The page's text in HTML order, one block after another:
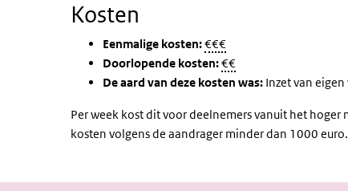
Kosten
Eenmalige kosten:€€€
Doorlopende kosten:€€
De aard van deze kosten was: Inzet van
Per week kost dit voor deelnemers vanuit het
kosten volgens de aandrager minder dan 1000 euro.